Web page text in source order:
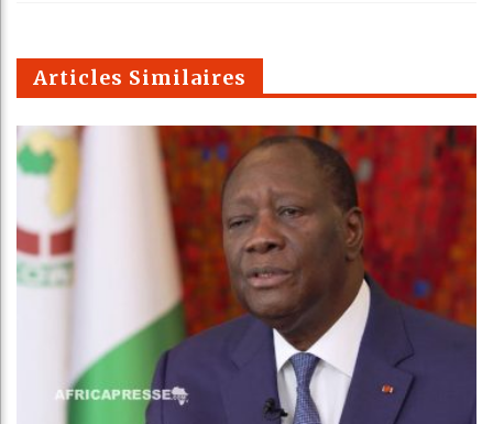
m
Articles Similaires